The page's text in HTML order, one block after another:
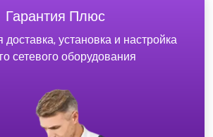
Гарантия Плюс
установка и настройка
сетевого оборудования